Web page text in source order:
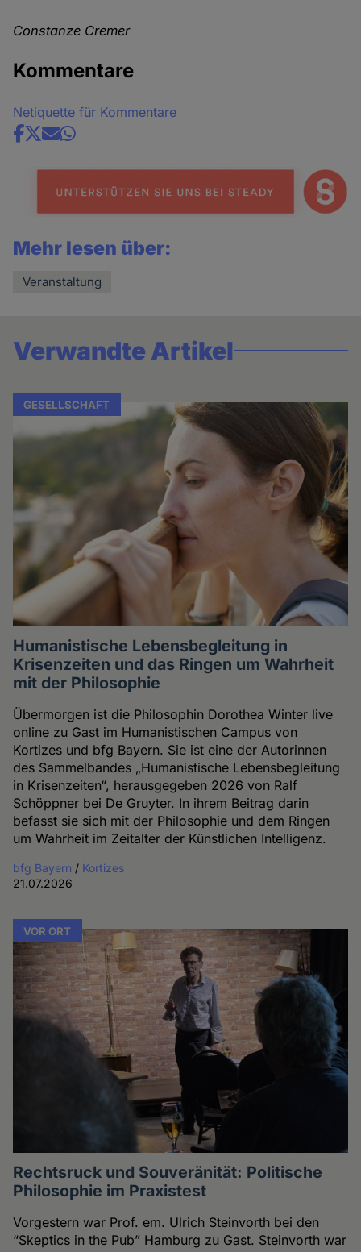
Constanze Cremer
Kommentare
Netiquette für Kommentare
Share
news
Mehr lesen über:
Veranstaltung
Verwandte Artikel
GESELLSCHAFT
Humanistische Lebensbegleitung in
Krisenzeiten und das Ringen um Wahrheit
mit der Philosophie
Übermorgen ist die Philosophin Dorothea Winter live
online zu Gast im Humanistischen Campus von
Kortizes und bfg Bayern. Sie ist eine der Autorinnen
des Sammelbandes „Humanistische Lebensbegleitung
in Krisenzeiten“, herausgegeben 2026 von Ralf
Schöppner bei De Gruyter. In ihrem Beitrag darin
befasst sie sich mit der Philosophie und dem Ringen
um Wahrheit im Zeitalter der Künstlichen Intelligenz.
bfg Bayern / Kortizes
21.07.2026
VOR ORT
Rechtsruck und Souveränität: Politische
Philosophie im Praxistest
Vorgestern war Prof. em. Ulrich Steinvorth bei den
“Skeptics in the Pub” Hamburg zu Gast. Steinvorth war